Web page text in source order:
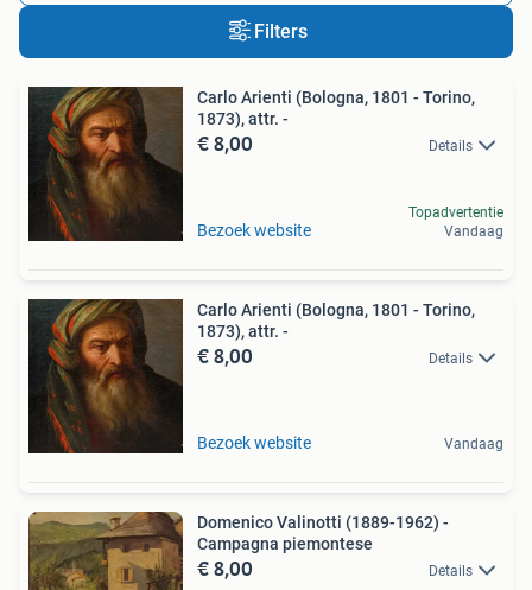
Filters
Carlo Arienti (Bologna, 1801 - Torino,
1873), attr. -
€ 8,00 Details
Bezoek website
Topadvertentie
Vandaag
Carlo Arienti (Bologna, 1801 - Torino,
1873), attr. -
€ 8,00 Details
Bezoek website Vandaag
Domenico Valinotti (1889-1962) -
Campagna piemontese
€ 8,00 Details